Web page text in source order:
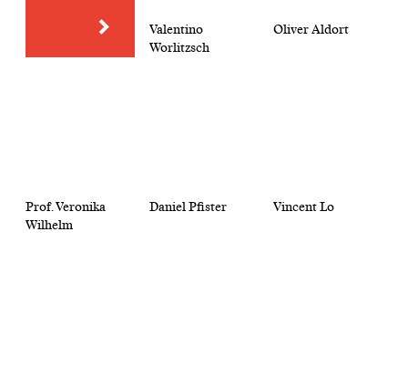
Valentino
Worlitzsch
Oliver Aldort
Prof. Veronika
Wilhelm
Daniel Pfister Vincent Lo